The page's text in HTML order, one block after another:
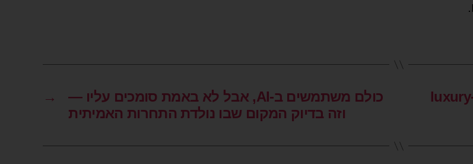
לא למכור יותר — למכור גבוה יותר בעידן ה-luxury
→
כולם משתמשים ב-AI, אבל לא באמת סומכים עליו —
וזה בדיוק המקום שבו נולדת התחרות האמיתית